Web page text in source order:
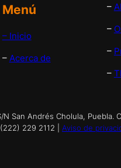
Menú
– Inicio
– Acerca de
–
–
–
–
San Andrés Cholula, Puebla.
229 2112 | Aviso de